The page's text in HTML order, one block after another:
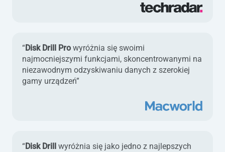
“Disk Drill Pro wyróżnia się swoimi
najmocniejszymi funkcjami, skoncentrowanymi na
niezawodnym odzyskiwaniu danych z szerokiej
gamy urządzeń”
“Disk Drill wyróżnia się jako jedno z najlepszych